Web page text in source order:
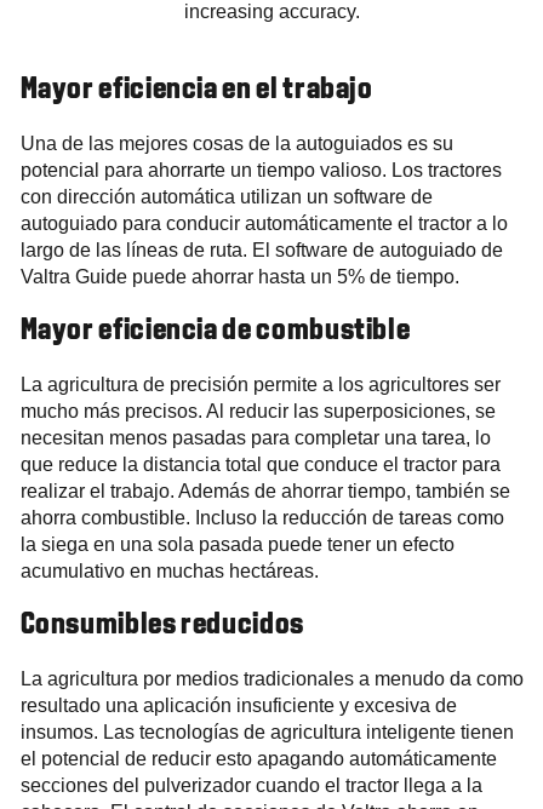
increasing accuracy.
Mayor eficiencia en el trabajo
Una de las mejores cosas de la autoguiados es su
potencial para ahorrarte un tiempo valioso. Los tractores
con dirección automática utilizan un software de
autoguiado para conducir automáticamente el tractor a lo
largo de las líneas de ruta. El software de autoguiado de
Valtra Guide puede ahorrar hasta un 5% de tiempo.
Mayor eficiencia de combustible
La agricultura de precisión permite a los agricultores ser
mucho más precisos. Al reducir las superposiciones, se
necesitan menos pasadas para completar una tarea, lo
que reduce la distancia total que conduce el tractor para
realizar el trabajo. Además de ahorrar tiempo, también se
ahorra combustible. Incluso la reducción de tareas como
la siega en una sola pasada puede tener un efecto
acumulativo en muchas hectáreas.
Consumibles reducidos
La agricultura por medios tradicionales a menudo da como
resultado una aplicación insuficiente y excesiva de
insumos. Las tecnologías de agricultura inteligente tienen
el potencial de reducir esto apagando automáticamente
secciones del pulverizador cuando el tractor llega a la